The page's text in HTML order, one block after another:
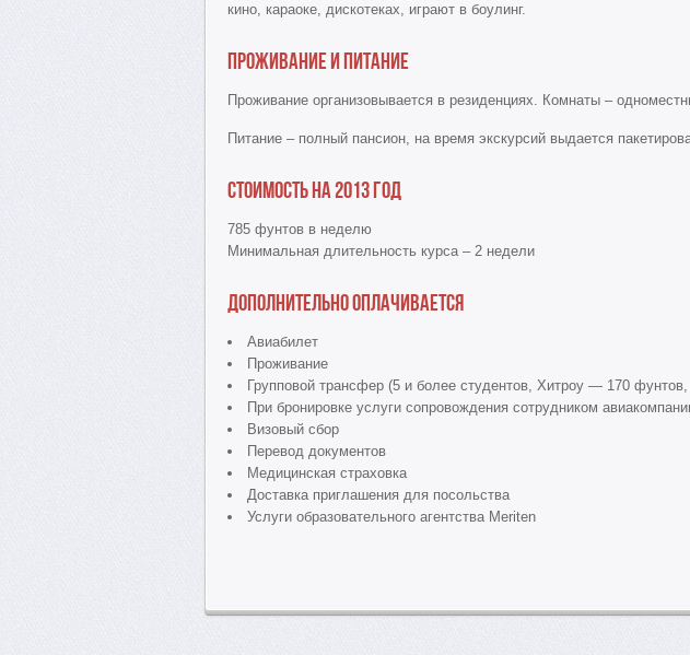
кино, караоке, дискотеках, играют в боулинг.
Проживание и питание
Проживание организовывается в резиденциях. Комнаты –
Питание – полный пансион, на время экскурсий выдается
Стоимость на 2013 год
785 фунтов в неделю
Минимальная длительность курса – 2 недели
Дополнительно оплачивается
Авиабилет
Проживание
Групповой трансфер (5 и более студентов, Хитроу — 170
При бронировке услуги сопровождения сотрудником
Визовый сбор
Перевод документов
Медицинская страховка
Доставка приглашения для посольства
Услуги образовательного агентства Meriten